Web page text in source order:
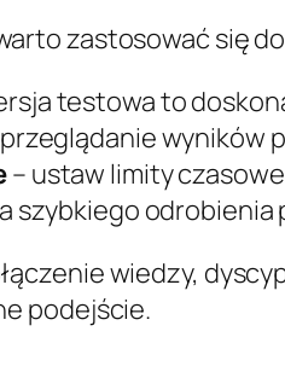
zastosować się
testowa to
wyników
– ustaw limity
szybkiego
wiedzy,
podejście.